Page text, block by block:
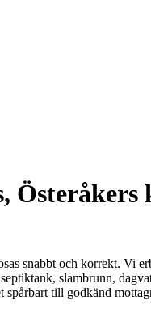
snabbt och korrekt. Vi
slambrunn,
till godkänd